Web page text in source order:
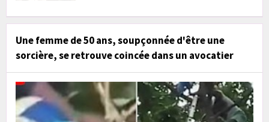
Une femme de 50 ans, soupçonnée d'être une
sorcière, se retrouve coincée dans un avocatier